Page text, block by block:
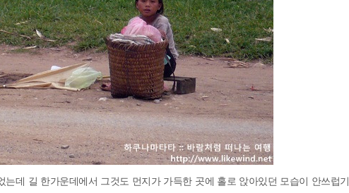
데 길 한가운데에서 그것도 먼지가 가득한 곳에 홀로 앉아있던 모습이 안쓰럽기